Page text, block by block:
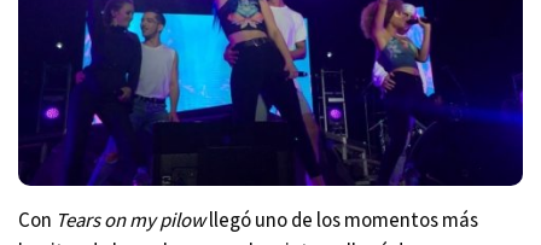
Con Tears on my pilowllegó uno de los momentos más